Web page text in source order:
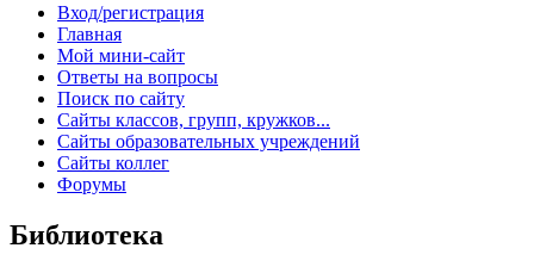
Вход/регистрация
Главная
Мой мини-сайт
Ответы на вопросы
Поиск по сайту
Сайты классов, групп, кружков...
Сайты образовательных учреждений
Сайты коллег
Форумы
Библиотека